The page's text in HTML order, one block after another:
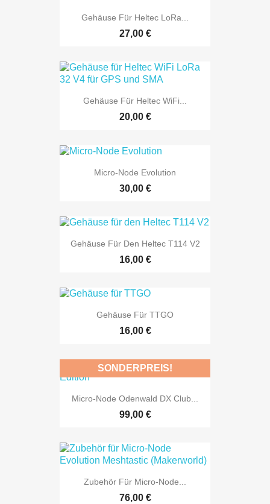
Gehäuse Für Heltec LoRa...
27,00 €
Gehäuse Für Heltec WiFi...
20,00 €
Micro-Node Evolution
30,00 €
Gehäuse Für Den Heltec T114 V2
16,00 €
Gehäuse Für TTGO
16,00 €
Micro-Node Odenwald DX Club...
99,00 €
SONDERPREIS!
Zubehör Für Micro-Node...
76,00 €